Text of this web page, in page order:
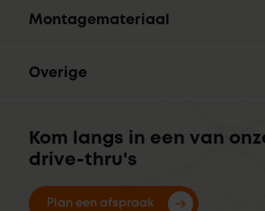
Montagemateriaal
Overige
Kom langs in een van
drive-thru's
Plan een afspraak